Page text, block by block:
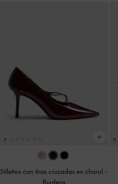
Stilettos con tiras cruzadas en charol -
Burdeos